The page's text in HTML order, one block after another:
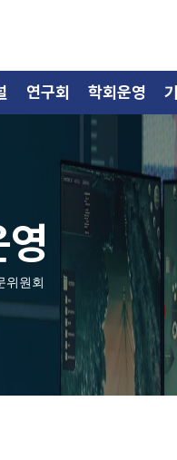
위원회
연구회 학회운영